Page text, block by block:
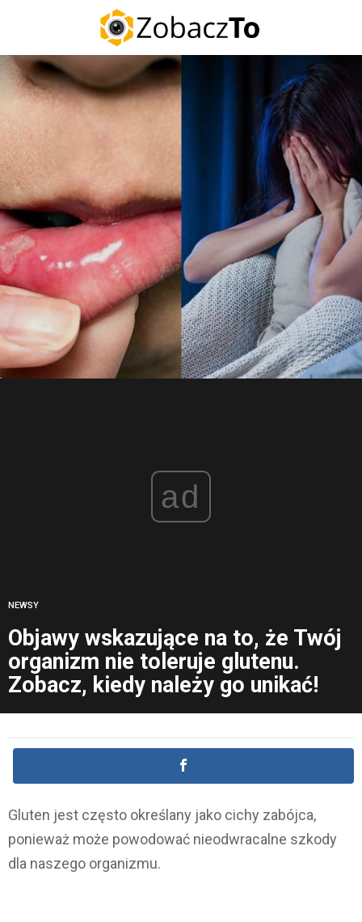
ad
NEWSY
Objawy wskazujące na to, że Twój
organizm nie toleruje glutenu.
Zobacz, kiedy należy go unikać!
Gluten jest często określany jako cichy zabójca,
ponieważ może powodować nieodwracalne szkody
dla naszego organizmu.